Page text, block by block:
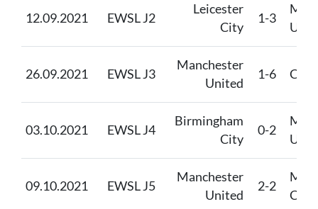
12.09.2021 EWSL J2
Leicester
City
1-3
26.09.2021 EWSL J3
Manchester
United
1-6
03.10.2021 EWSL J4
Birmingham
City
0-2
09.10.2021 EWSL J5
Manchester
United
2-2
City